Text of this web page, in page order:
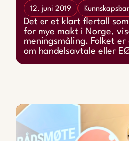
12. juni 2019
Det er et klart flertall
for mye makt i Norge,
meningsmåling. Folket
om handelsavtale eller